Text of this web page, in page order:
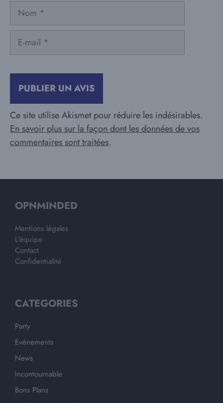
Nom
mail
Ce site utilise Akismet pour réduire les indésirables.
En savoir plus sur la façon dont les données de vos
commentaires sont traitées.
OPNMINDED
Mentions légales
L'équipe
Contact
Confidentialité
CATEGORIES
Party
Evènements
News
Incontournable
Bons Plans